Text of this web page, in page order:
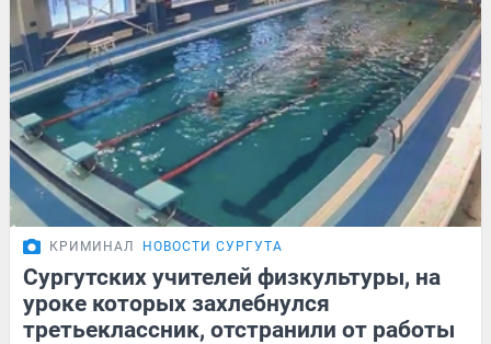
КРИМИНАЛ НОВОСТИ СУРГУТА
Сургутских учителей физкультуры, на
уроке которых захлебнулся
третьеклассник, отстранили от работы